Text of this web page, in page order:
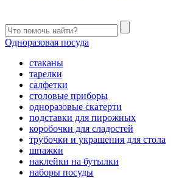
Одноразовая посуда
стаканы
тарелки
салфетки
столовые приборы
одноразовые скатерти
подставки для пирожных
коробочки для сладостей
трубочки и украшения для стола
шпажки
наклейки на бутылки
наборы посуды